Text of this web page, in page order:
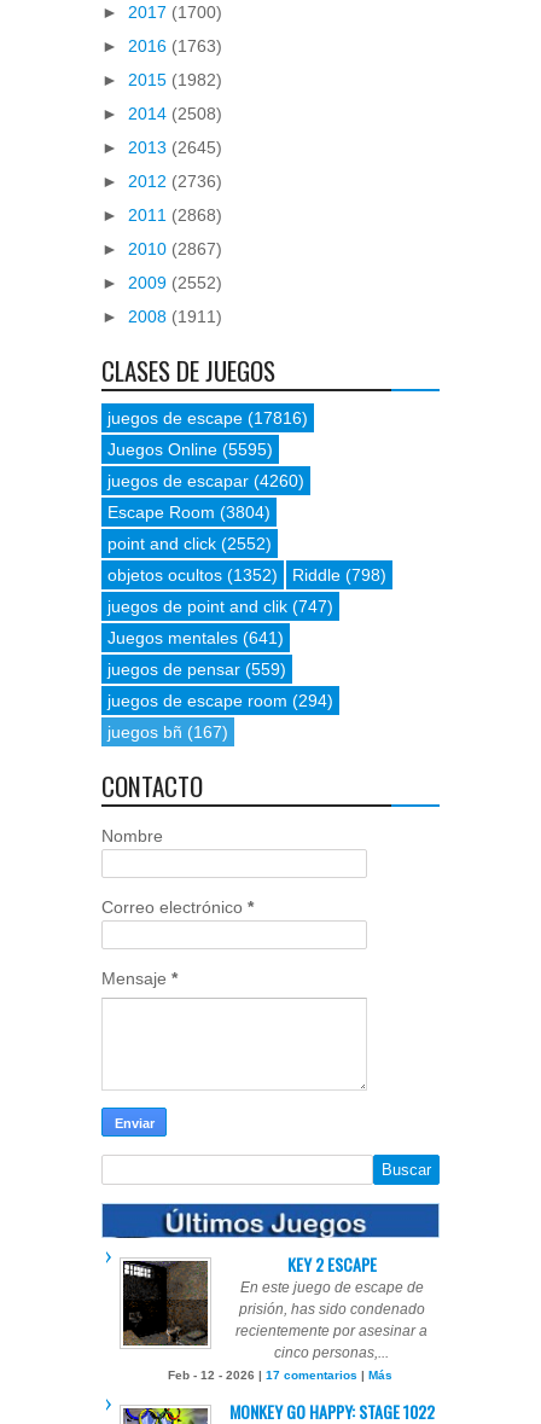
► 2017 (1700)
► 2016 (1763)
► 2015 (1982)
► 2014 (2508)
► 2013 (2645)
► 2012 (2736)
► 2011 (2868)
► 2010 (2867)
► 2009 (2552)
► 2008 (1911)
CLASES DE JUEGOS
juegos de escape (17816)
Juegos Online (5595)
juegos de escapar (4260)
Escape Room (3804)
point and click (2552)
objetos ocultos (1352) Riddle (798)
juegos de point and clik (747)
Juegos mentales (641)
juegos de pensar (559)
juegos de escape room (294)
juegos bñ (167)
CONTACTO
Nombre
Correo electrónico *
Mensaje *
KEY 2 ESCAPE
En este juego de escape de
prisión, has sido condenado
recientemente por asesinar a
cinco personas,...
Feb - 12 - 2026 | 17 comentarios | Más
MONKEY GO HAPPY: STAGE 1022